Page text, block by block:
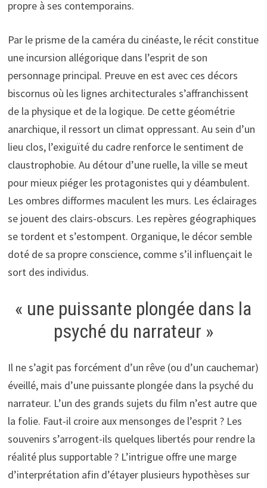
propre à ses contemporains.
Par le prisme de la caméra du cinéaste, le récit constitue
une incursion allégorique dans l’esprit de son
personnage principal. Preuve en est avec ces décors
biscornus où les lignes architecturales s’affranchissent
de la physique et de la logique. De cette géométrie
anarchique, il ressort un climat oppressant. Au sein d’un
lieu clos, l’exiguïté du cadre renforce le sentiment de
claustrophobie. Au détour d’une ruelle, la ville se meut
pour mieux piéger les protagonistes qui y déambulent.
Les ombres difformes maculent les murs. Les éclairages
se jouent des clairs-obscurs. Les repères géographiques
se tordent et s’estompent. Organique, le décor semble
doté de sa propre conscience, comme s’il influençait le
sort des individus.
« une puissante plongée dans la
psyché du narrateur »
Il ne s’agit pas forcément d’un rêve (ou d’un cauchemar)
éveillé, mais d’une puissante plongée dans la psyché du
narrateur. L’un des grands sujets du film n’est autre que
la folie. Faut-il croire aux mensonges de l’esprit ? Les
souvenirs s’arrogent-ils quelques libertés pour rendre la
réalité plus supportable ? L’intrigue offre une marge
d’interprétation afin d’étayer plusieurs hypothèses sur